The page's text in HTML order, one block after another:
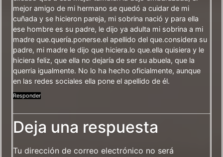
mejor amigo de mi hermano se quedó a cuidar de mi
cuñada y se hicieron pareja, mi sobrina nació y para ella
ese hombre es su padre, le dijo ya adulta mi sobrina a mi
madre que.quería.ponerse.el apellido del que.considera su
padre, mi madre le dijo que hiciera.lo que.ella quisiera y le
hiciera feliz, que ella no dejaría de ser su abuela, que la
querria igualmente. No lo ha hecho oficialmente, aunque
en las redes sociales ella pone el apellido de él.
Responder
Deja una respuesta
Tu dirección de correo electrónico no será